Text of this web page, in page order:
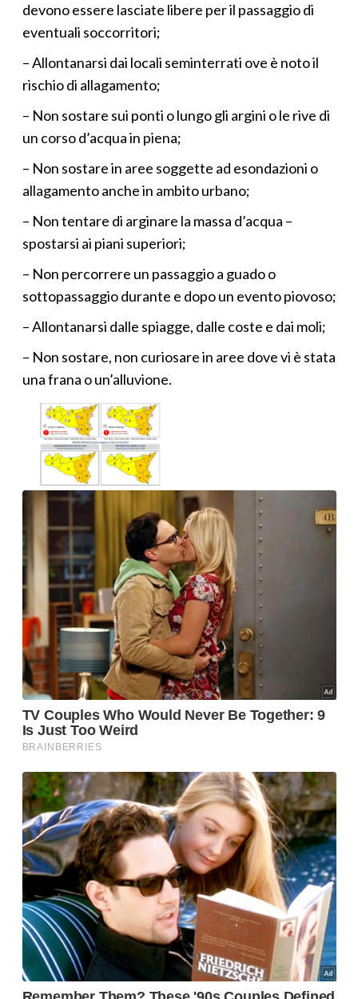
devono essere lasciate libere per il passaggio di
eventuali soccorritori;
– Allontanarsi dai locali seminterrati ove è noto il
rischio di allagamento;
– Non sostare sui ponti o lungo gli argini o le rive di
un corso d’acqua in piena;
– Non sostare in aree soggette ad esondazioni o
allagamento anche in ambito urbano;
– Non tentare di arginare la massa d’acqua –
spostarsi ai piani superiori;
– Non percorrere un passaggio a guado o
sottopassaggio durante e dopo un evento piovoso;
– Allontanarsi dalle spiagge, dalle coste e dai moli;
– Non sostare, non curiosare in aree dove vi è stata
una frana o un’alluvione.